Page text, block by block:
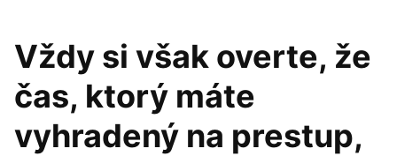
Vždy si však overte, že
čas, ktorý máte
vyhradený na prestup,